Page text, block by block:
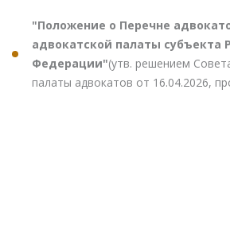
"Положение о Перечне
адвокатской палаты субъекта
Федерации"(утв. решением
палаты адвокатов от 16.04.2026,